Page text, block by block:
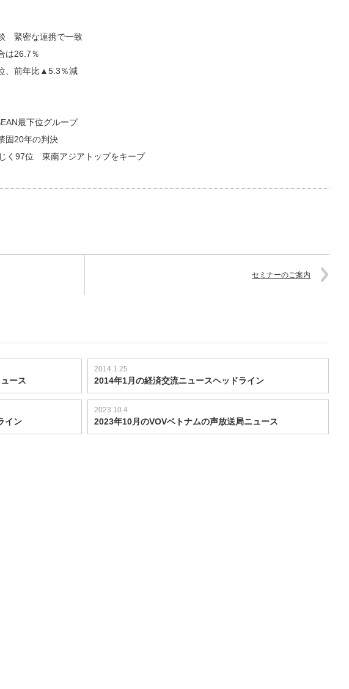
緊密な連携で一致
は26.7％
、前年比▲5.3％減
最下位グループ
固20年の判決
く97位 東南アジアトップをキープ
セミナーのご案内
ース
2014.1.25
2014年1月の経済交流ニュースヘッドライン
イン
2023.10.4
2023年10月のVOVベトナムの声放送局ニュース